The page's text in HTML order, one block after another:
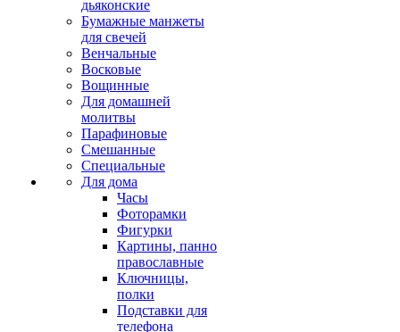
дьяконские
Бумажные манжеты
для свечей
Венчальные
Восковые
Вощинные
Для домашней
молитвы
Парафиновые
Смешанные
Специальные
Для дома
Часы
Фоторамки
Фигурки
Картины, панно
православные
Ключницы,
полки
Подставки для
телефона